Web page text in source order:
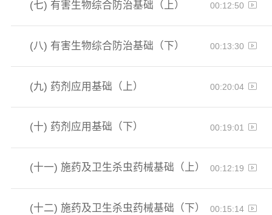
(七) 有害生物综合防治基础（上） 00:12:50
(八) 有害生物综合防治基础（下） 00:13:30
(九) 药剂应用基础（上） 00:20:04
(十) 药剂应用基础（下） 00:19:01
(十一)施药及卫生杀虫药械基础（上） 00:12:19
(十二)施药及卫生杀虫药械基础（下） 00:15:14